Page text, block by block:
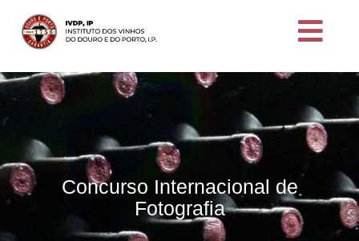
Concurso Internacional de
Fotografia